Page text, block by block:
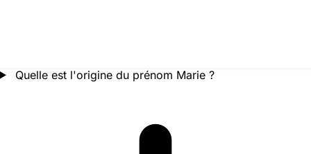
Quelle est l'origine du prénom Marie ?